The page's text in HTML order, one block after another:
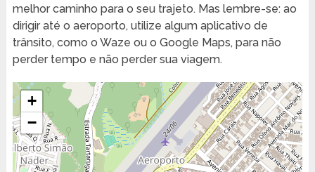
melhor caminho para o seu trajeto. Mas lembre-se: ao
dirigir até o aeroporto, utilize algum aplicativo de
trânsito, como o Waze ou o Google Maps, para não
perder tempo e não perder sua viagem.
+
−